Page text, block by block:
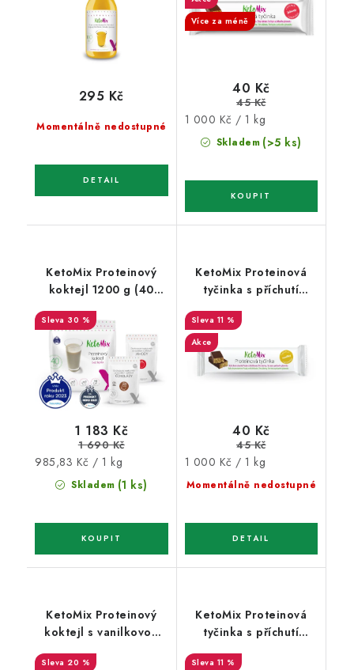
Momentálně nedostupné
295 Kč
Více za méně
Skladem (>5 ks)
40 Kč
45 Kč
Měrná
cena:
1 000 Kč / 1 kg
KetoMix Proteinový
koktejl 1200 g (40
30 %
Skladem (1 ks)
1 183 Kč
1 690 Kč
Měrná
cena:
985,83 Kč / 1 kg
KetoMix Proteinová
tyčinka s příchutí
11 %
Akce
Momentálně nedostupné
40 Kč
45 Kč
Měrná
cena:
1 000 Kč / 1 kg
KetoMix Proteinový
koktejl s vanilkovou
příchutí 32 g (1 porce)
20 %
KetoMix Proteinová
tyčinka s příchutí
vanilky v bílé čokoládě
11 %